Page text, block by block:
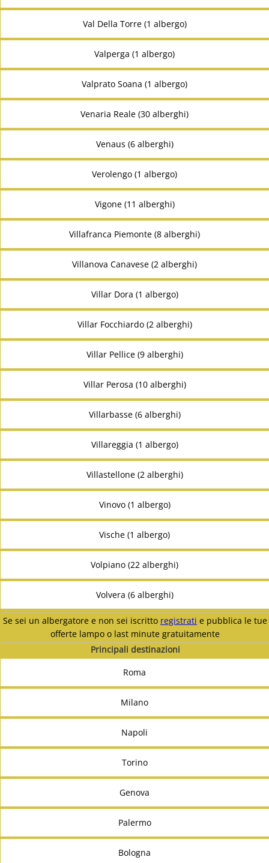
Val Della Torre (1 albergo)
Valperga (1 albergo)
Valprato Soana (1 albergo)
Venaria Reale (30 alberghi)
Venaus (6 alberghi)
Verolengo (1 albergo)
Vigone (11 alberghi)
Villafranca Piemonte (8 alberghi)
Villanova Canavese (2 alberghi)
Villar Dora (1 albergo)
Villar Focchiardo (2 alberghi)
Villar Pellice (9 alberghi)
Villar Perosa (10 alberghi)
Villarbasse (6 alberghi)
Villareggia (1 albergo)
Villastellone (2 alberghi)
Vinovo (1 albergo)
Vische (1 albergo)
Volpiano (22 alberghi)
Volvera (6 alberghi)
Se sei un albergatore e non sei iscritto registrati e pubblica le tue
offerte lampo o last minute gratuitamente
Principali destinazioni
Roma
Milano
Napoli
Torino
Genova
Palermo
Bologna